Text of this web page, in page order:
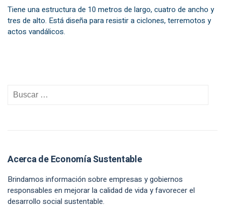
Tiene una estructura de 10 metros de largo, cuatro de ancho y
tres de alto. Está diseña para resistir a ciclones, terremotos y
actos vandálicos.
Acerca de Economía Sustentable
Brindamos información sobre empresas y gobiernos
responsables en mejorar la calidad de vida y favorecer el
desarrollo social sustentable.